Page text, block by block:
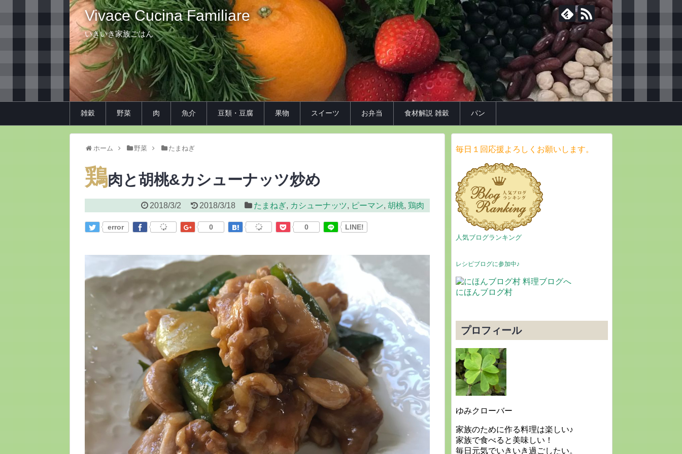
Vivace Cucina Familiare
いきいき家族ごはん
雑穀 野菜 肉 魚介 豆類・豆腐 果物 スイーツ お弁当 食材解説 雑穀 パン
ホーム 野菜 たまねぎ
鶏肉と胡桃&カシューナッツ炒め
2018/3/2 2018/3/18 たまねぎ, カシューナッツ, ピーマン, 胡桃, 鶏肉
error 0 0 LINE!
毎日１回応援よろしくお願いします。
人気ブログランキング
レシピブログに参加中♪
にほんブログ村
プロフィール
ゆみクローバー
家族のために作る料理は楽しい♪
家族で食べると美味しい！
毎日元気でいきいき過ごしたい。